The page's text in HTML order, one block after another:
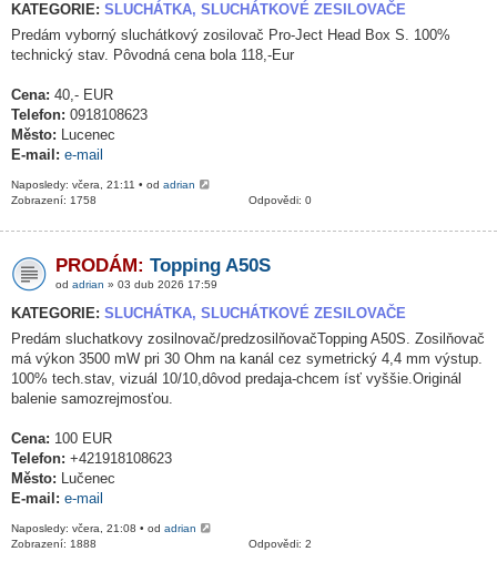
KATEGORIE: SLUCHÁTKA, SLUCHÁTKOVÉ ZESILOVAČE
Predám vyborný sluchátkový zosilovač Pro-Ject Head Box S. 100%
technický stav. Pôvodná cena bola 118,-Eur
Cena: 40,- EUR
Telefon: 0918108623
Město: Lucenec
E-mail: e-mail
Naposledy: včera, 21:11 • od adrian
Odpovědi: 0
Zobrazení: 1758
PRODÁM: Topping A50S
od adrian » 03 dub 2026 17:59
KATEGORIE: SLUCHÁTKA, SLUCHÁTKOVÉ ZESILOVAČE
Predám sluchatkovy zosilnovač/predzosilňovačTopping A50S. Zosilňovač
má výkon 3500 mW pri 30 Ohm na kanál cez symetrický 4,4 mm výstup.
100% tech.stav, vizuál 10/10,dôvod predaja-chcem ísť vyššie.Originál
balenie samozrejmosťou.
Cena: 100 EUR
Telefon: +421918108623
Město: Lučenec
E-mail: e-mail
Naposledy: včera, 21:08 • od adrian
Odpovědi: 2
Zobrazení: 1888